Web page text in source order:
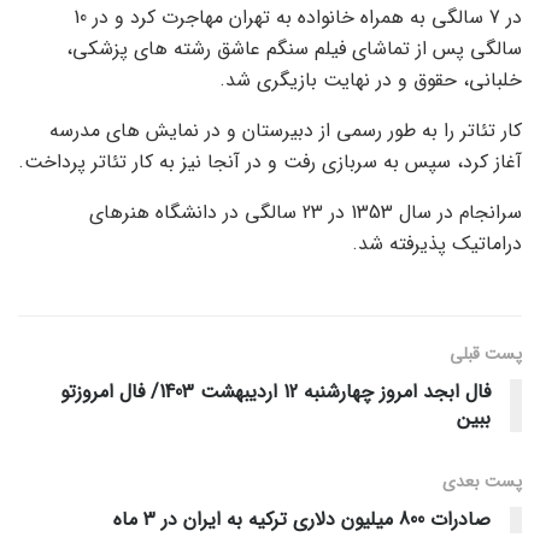
در 7 سالگی به همراه خانواده به تهران مهاجرت کرد و در 10
سالگی پس از تماشای فیلم سنگم عاشق رشته های پزشکی،
خلبانی، حقوق و در نهایت بازیگری شد.
کار تئاتر را به طور رسمی از دبیرستان و در نمایش های مدرسه
آغاز کرد، سپس به سربازی رفت و در آنجا نیز به کار تئاتر پرداخت.
سرانجام در سال 1353 در 23 سالگی در دانشگاه هنرهای
دراماتیک پذیرفته شد.
پست قبلی
فال ابجد امروز چهارشنبه 12 اردیبهشت 1403/ فال امروزتو
ببین
پست‌ بعدی
صادرات 800 میلیون دلاری ترکیه به ایران در 3 ماه